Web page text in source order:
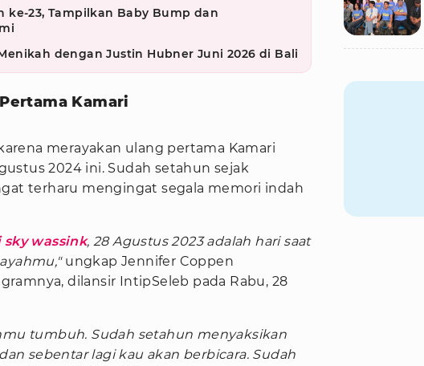
ke-23, Tampilkan Baby Bump dan
dengan Justin Hubner Juni 2026 di Bali
Kamari
merayakan ulang pertama Kamari
2024 ini. Sudah setahun sejak
terharu mengingat segala memori indah
sky wassink, 28 Agustus 2023 adalah hari saat
ungkap Jennifer Coppen
dilansir IntipSeleb pada Rabu, 28
tumbuh. Sudah setahun menyaksikan
sebentar lagi kau akan berbicara. Sudah